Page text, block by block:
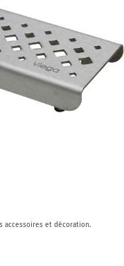
accessoires et décoration.